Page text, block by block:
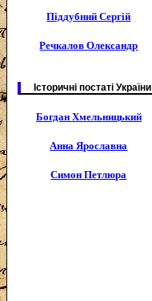
Піддубний Сергій
Речкалов Олександр
Історичні постаті України
Богдан Хмельницький
Анна Ярославна
Симон Петлюра